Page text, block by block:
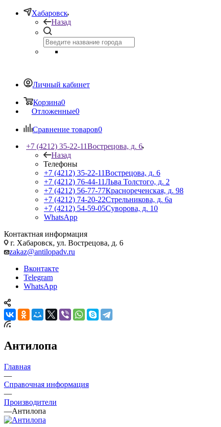
Хабаровск
Назад
Личный кабинет
Корзина0
Отложенные0
Сравнение товаров0
+7 (4212) 35-22-11Вострецова, д. 6
Назад
Телефоны
+7 (4212) 35-22-11Вострецова, д. 6
+7 (4212) 76-44-11Льва Толстого, д. 2
+7 (4212) 56-77-77Краснореченская, д. 98
+7 (4212) 74-20-22Стрельникова, д. 6а
+7 (4212) 54-59-05Суворова, д. 10
WhatsApp
Контактная информация
г. Хабаровск, ул. Вострецова, д. 6
zakaz@antilopadv.ru
Вконтакте
Telegram
WhatsApp
Антилопа
Главная
—
Справочная информация
—
Производители
—Антилопа